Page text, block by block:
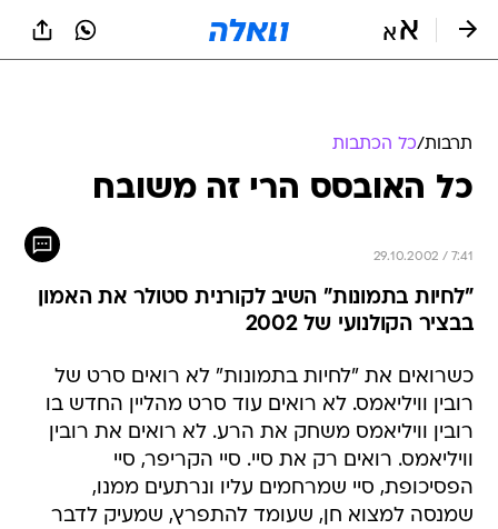
תרבות/כל הכתבות
כל האובסס הרי זה משובח
29.10.2002 / 7:41
"לחיות בתמונות" השיב לקורנית סטולר את האמון
בבציר הקולנועי של 2002
כשרואים את "לחיות בתמונות" לא רואים סרט של
רובין וויליאמס. לא רואים עוד סרט מהליין החדש בו
רובין וויליאמס משחק את הרע. לא רואים את רובין
וויליאמס. רואים רק את סיי. סיי הקריפר, סיי
הפסיכופת, סיי שמרחמים עליו ונרתעים ממנו,
שמנסה למצוא חן, שעומד להתפרץ, שמעיק לדבר